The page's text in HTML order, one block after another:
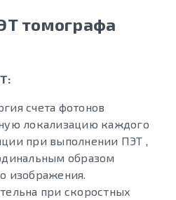
томографа
счета фотонов
локализацию каждого
при выполнении ПЭТ ,
образом
изображения.
при скоростных